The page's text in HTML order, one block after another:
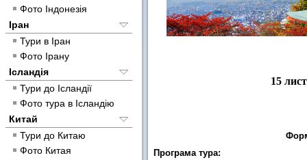
Фото Індонезія
Іран
Тури в Іран
Фото Ірану
Ісландія
Тури до Ісландії
Фото тура в Ісландію
Китай
Тури до Китаю
Фото Китая
15
Програма тура: